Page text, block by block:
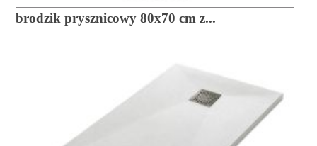
brodzik prysznicowy 80x70 cm z...